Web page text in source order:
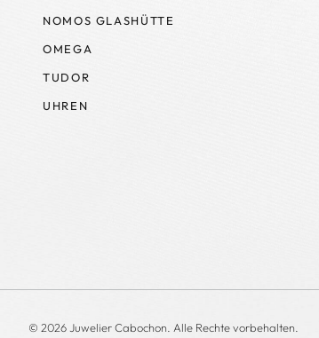
NOMOS GLASHÜTTE
OMEGA
TUDOR
UHREN
© 2026 Juwelier Cabochon. Alle Rechte vorbehalten.